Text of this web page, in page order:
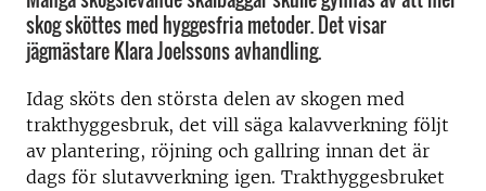
skog sköttes med hyggesfria metoder. Det visar
jägmästare Klara Joelssons avhandling.
Idag sköts den största delen av skogen med
trakthyggesbruk, det vill säga kalavverkning följt
av plantering, röjning och gallring innan det är
dags för slutavverkning igen. Trakthyggesbruket